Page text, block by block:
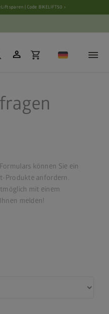
sparen | Code BIKELIFT50 ›
person shopping_cart
können Sie ein
Produkte anfordern.
mit einem
melden!